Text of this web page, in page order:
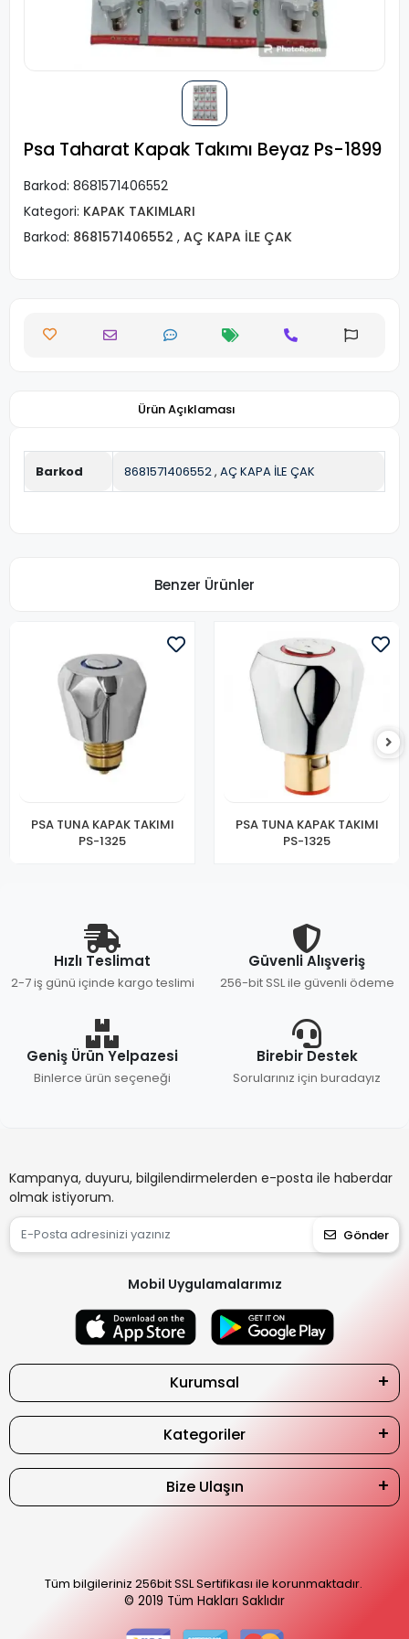
Psa Taharat Kapak Takımı Beyaz Ps-1899
Barkod: 8681571406552
Kategori: KAPAK TAKIMLARI
Barkod: 8681571406552 , AÇ KAPA İLE ÇAK
Ürün Açıklaması
Barkod 8681571406552, AÇ KAPA İLE ÇAK
Benzer Ürünler
PSA TUNA KAPAK TAKIMI
PS-1325
PSA TUNA KAPAK TAKIMI
PS-1325
Hızlı Teslimat
2-7 iş günü içinde kargo teslimi
Güvenli Alışveriş
256-bit SSL ile güvenli ödeme
Geniş Ürün Yelpazesi
Binlerce ürün seçeneği
Birebir Destek
Sorularınız için buradayız
Kampanya, duyuru, bilgilendirmelerden e-posta ile haberdar
olmak istiyorum.
Gönder
Mobil Uygulamalarımız
Kurumsal
Kategoriler
Bize Ulaşın
Tüm bilgileriniz 256bit SSL Sertifikası ile korunmaktadır.
© 2019 Tüm Hakları Saklıdır